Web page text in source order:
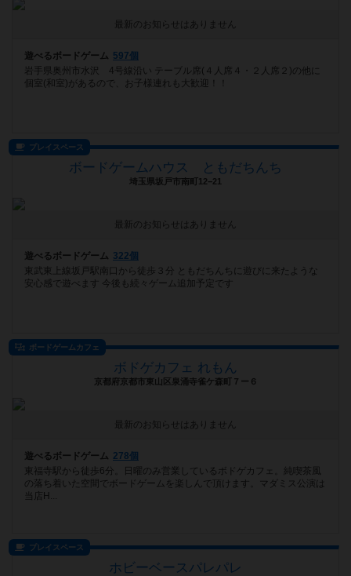
最新のお知らせはありません
遊べるボードゲーム 597個
岩手県奥州市水沢 4号線沿い テーブル席(４人席４・２人席２)の他に
個室(和室)があるので、お子様連れも大歓迎！！
プレイスペース
ボードゲームハウス ともだちんち
埼玉県坂戸市南町12−21
最新のお知らせはありません
遊べるボードゲーム 322個
東武東上線坂戸駅南口から徒歩３分 ともだちんちに遊びに来たような
安心感で遊べます 今後も続々ゲーム追加予定です
ボードゲームカフェ
ボドゲカフェ れもん
京都府京都市東山区泉涌寺雀ケ森町７ー６
最新のお知らせはありません
遊べるボードゲーム 278個
東福寺駅から徒歩6分。日曜のみ営業しているボドゲカフェ。純喫茶風
の落ち着いた空間でボードゲームを楽しんで頂けます。マダミス公演は
当店H...
プレイスペース
ホビーベースパレパレ